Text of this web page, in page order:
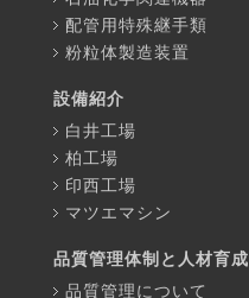
配管用特殊継手類
粉粒体製造装置
設備紹介
白井工場
柏工場
印西工場
マツエマシン
品質管理体制と人材育成
品質管理について